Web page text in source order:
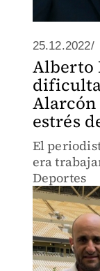
25.12.2022/
Alberto
Alarcón
estrés
El
era
Deportes